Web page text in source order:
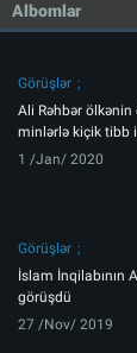
Albomlar
Görüşlər
Ali Rəhbər
minlərlə kiçik tibb
1 /Jan/ 2020
Görüşlər
İslam İnqilabının
görüşdü
27 /Nov/ 2019